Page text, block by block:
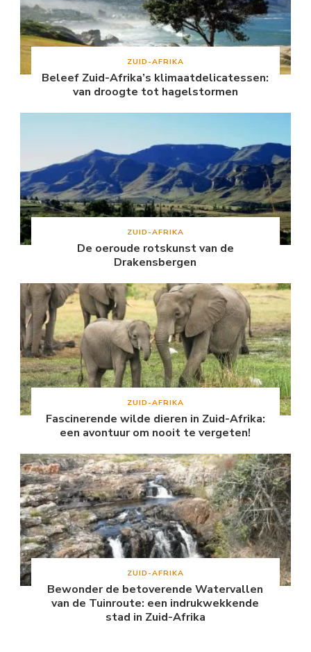
ZUID-AFRIKA
Beleef Zuid-Afrika’s klimaatdelicatessen:
van droogte tot hagelstormen
ZUID-AFRIKA
De oeroude rotskunst van de
Drakensbergen
ZUID-AFRIKA
Fascinerende wilde dieren in Zuid-Afrika:
een avontuur om nooit te vergeten!
ZUID-AFRIKA
Bewonder de betoverende Watervallen
van de Tuinroute: een indrukwekkende
stad in Zuid-Afrika